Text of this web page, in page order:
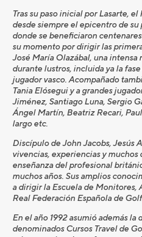
Tras su paso inicial por Lasarte,
desde siempre el epicentro de
donde se beneficiaron
su momento por dirigir las
José María Olazábal, una intensa
durante lustros, incluida ya la
jugador vasco. Acompañado
Tania Elósegui y a grandes
Jiménez, Santiago Luna, Sergio
Ángel Martín, Beatriz Recari,
largo etc.
Discípulo de John Jacobs, Jesús
vivencias, experiencias y muchos
enseñanza del profesional
muchos años. Sus amplios
a dirigir la Escuela de Monitores,
Real Federación Española de
En el año 1992 asumió además
denominados Cursos Travel de